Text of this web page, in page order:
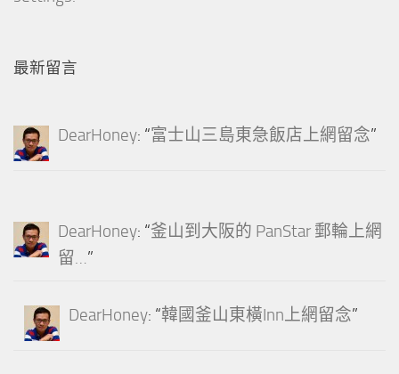
最新留言
DearHoney: “富士山三島東急飯店上網留念”
DearHoney: “釜山到大阪的 PanStar 郵輪上網
留…”
DearHoney: “韓國釜山東橫Inn上網留念”